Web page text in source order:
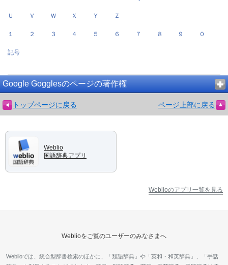
Ｕ Ｖ Ｗ Ｘ Ｙ Ｚ
１ ２ ３ ４ ５ ６ ７ ８ ９ ０
記号
Google Gogglesのページの著作権
トップページに戻る ページ上部に戻る
Weblio
国語辞典アプリ
Weblioのアプリ一覧を見る
Weblioをご覧のユーザーのみなさまへ
Weblioでは、統合型辞書検索のほかに、「類語辞典」や「英和・和英辞典」、「手話